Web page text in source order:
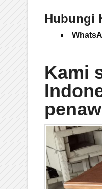
Hubungi
Kami